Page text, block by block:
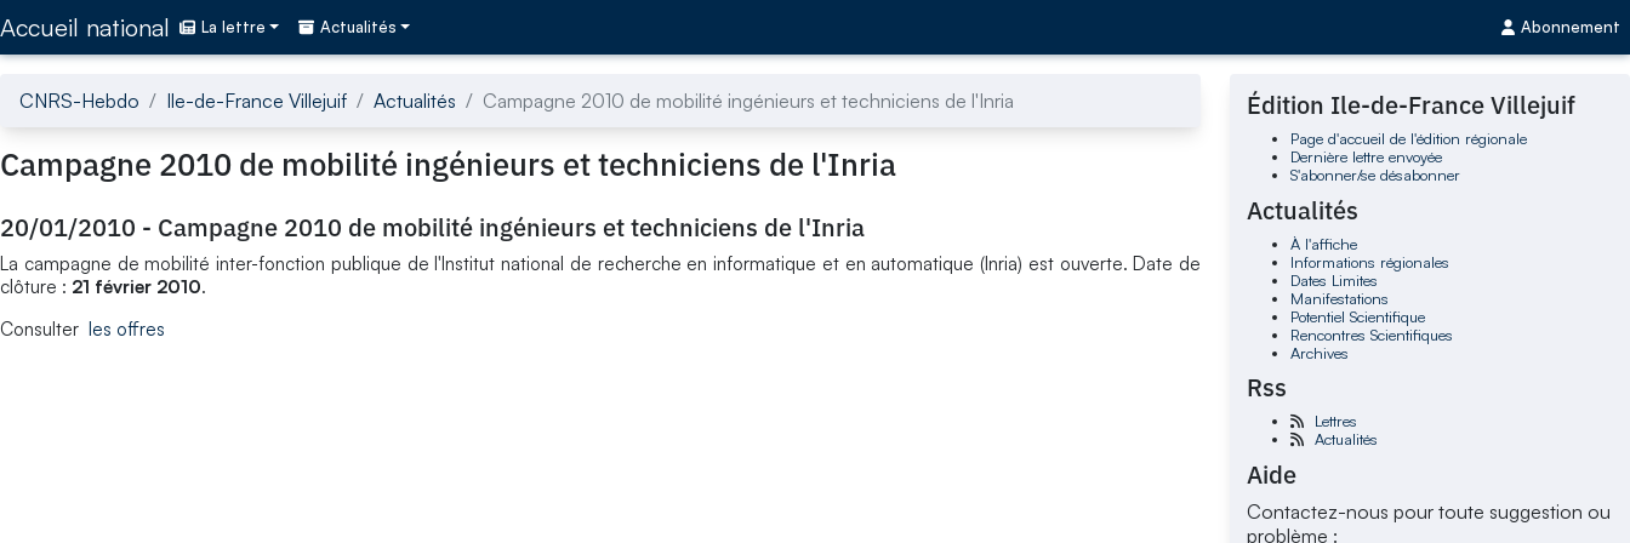
Accueil national La lettre Actualités Abonnement
CNRS-Hebdo Ile-de-France Villejuif Actualités Campagne 2010 de mobilité ingénieurs et techniciens de l'Inria
Campagne 2010 de mobilité ingénieurs et techniciens de l'Inria
20/01/2010 - Campagne 2010 de mobilité ingénieurs et techniciens de l'Inria
La campagne de mobilité inter-fonction publique de l'Institut national de recherche en informatique et en automatique (Inria) est ouverte. Date de
clôture : 21 février 2010.
Consulter les offres
Édition Ile-de-France Villejuif
Page d'accueil de l'édition régionale
Dernière lettre envoyée
S'abonner/se désabonner
Actualités
À l'affiche
Informations régionales
Dates Limites
Manifestations
Potentiel Scientifique
Rencontres Scientifiques
Archives
Rss
Lettres
Actualités
Aide
Contactez-nous pour toute suggestion ou
problème :